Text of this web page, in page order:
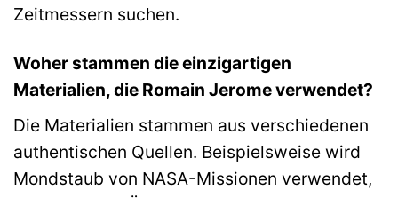
Zeitmessern suchen.
Woher stammen die einzigartigen
Materialien, die Romain Jerome verwendet?
Die Materialien stammen aus verschiedenen
authentischen Quellen. Beispielsweise wird
Mondstaub von NASA-Missionen verwendet,